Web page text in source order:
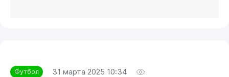
Футбол 31 марта 2025 10:34